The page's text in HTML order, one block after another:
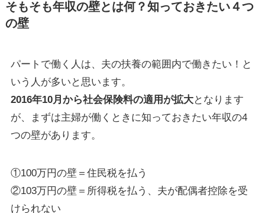
そもそも年収の壁とは何？知っておきたい４つ
の壁
パートで働く人は、夫の扶養の範囲内で働きたい！と
いう人が多いと思います。
2016年10月から社会保険料の適用が拡大となります
が、まずは主婦が働くときに知っておきたい年収の4
つの壁があります。
①100万円の壁＝住民税を払う
②103万円の壁＝所得税を払う、夫が配偶者控除を受
けられない